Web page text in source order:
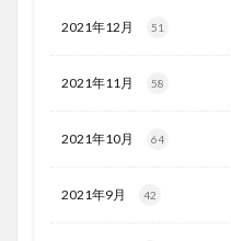
2021年12月 51
2021年11月 58
2021年10月 64
2021年9月 42